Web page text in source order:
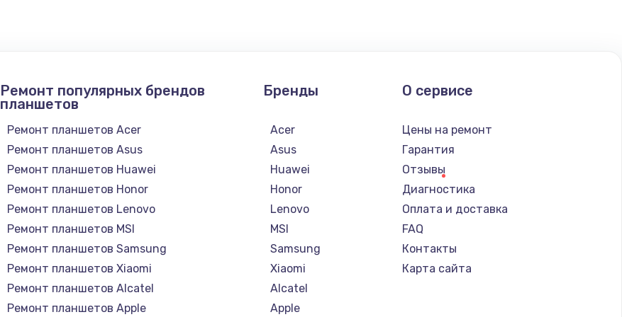
Ремонт популярных брендов
планшетов
Ремонт планшетов Acer
Ремонт планшетов Asus
Ремонт планшетов Huawei
Ремонт планшетов Honor
Ремонт планшетов Lenovo
Ремонт планшетов MSI
Ремонт планшетов Samsung
Ремонт планшетов Xiaomi
Ремонт планшетов Alcatel
Ремонт планшетов Apple
Бренды
Acer
Asus
Huawei
Honor
Lenovo
MSI
Samsung
Xiaomi
Alcatel
Apple
О сервисе
Цены на ремонт
Гарантия
Отзывы
Диагностика
Оплата и доставка
FAQ
Контакты
Карта сайта